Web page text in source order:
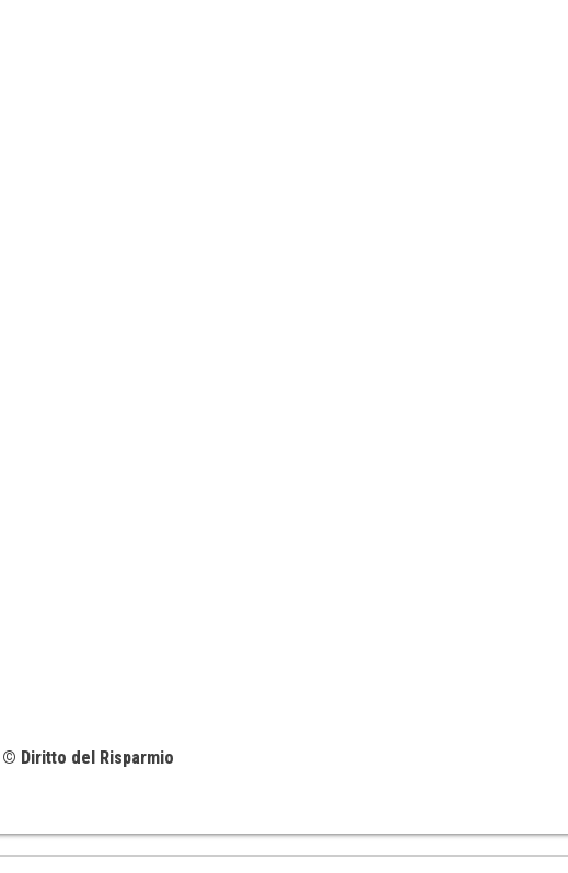
© Diritto del Risparmio